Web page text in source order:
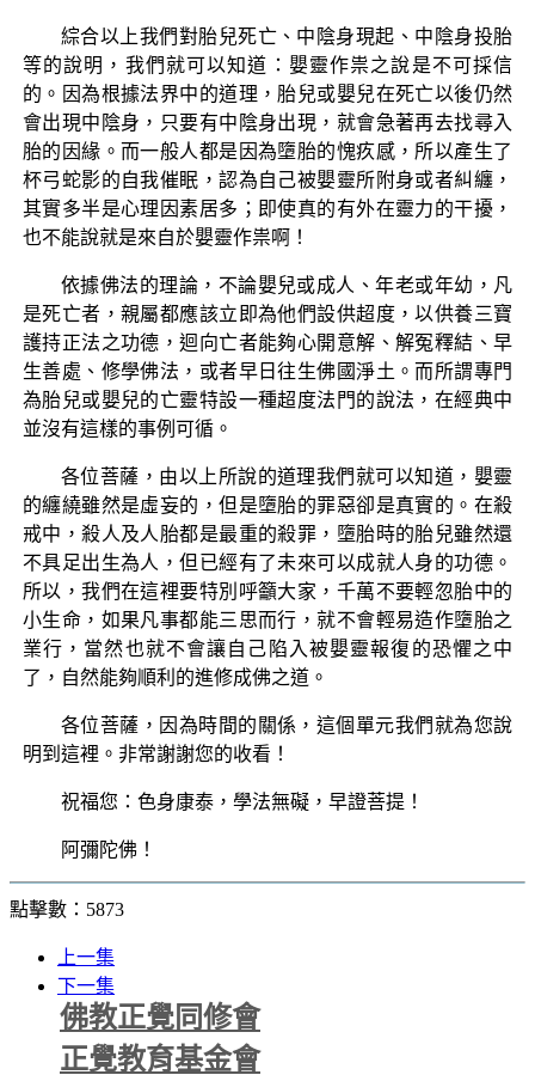
綜合以上我們對胎兒死亡、中陰身現起、中陰身投胎
等的說明，我們就可以知道：嬰靈作祟之說是不可採信
的。因為根據法界中的道理，胎兒或嬰兒在死亡以後仍然
會出現中陰身，只要有中陰身出現，就會急著再去找尋入
胎的因緣。而一般人都是因為墮胎的愧疚感，所以產生了
杯弓蛇影的自我催眠，認為自己被嬰靈所附身或者糾纏，
其實多半是心理因素居多；即使真的有外在靈力的干擾，
也不能說就是來自於嬰靈作祟啊！
依據佛法的理論，不論嬰兒或成人、年老或年幼，凡
是死亡者，親屬都應該立即為他們設供超度，以供養三寶
護持正法之功德，迴向亡者能夠心開意解、解冤釋結、早
生善處、修學佛法，或者早日往生佛國淨土。而所謂專門
為胎兒或嬰兒的亡靈特設一種超度法門的說法，在經典中
並沒有這樣的事例可循。
各位菩薩，由以上所說的道理我們就可以知道，嬰靈
的纏繞雖然是虛妄的，但是墮胎的罪惡卻是真實的。在殺
戒中，殺人及人胎都是最重的殺罪，墮胎時的胎兒雖然還
不具足出生為人，但已經有了未來可以成就人身的功德。
所以，我們在這裡要特別呼籲大家，千萬不要輕忽胎中的
小生命，如果凡事都能三思而行，就不會輕易造作墮胎之
業行，當然也就不會讓自己陷入被嬰靈報復的恐懼之中
了，自然能夠順利的進修成佛之道。
各位菩薩，因為時間的關係，這個單元我們就為您說
明到這裡。非常謝謝您的收看！
祝福您：色身康泰，學法無礙，早證菩提！
阿彌陀佛！
點擊數：5873
上一集
下一集
佛教正覺同修會
正覺教育基金會